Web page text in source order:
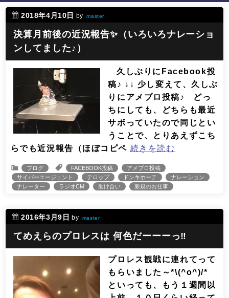
2018年4月10日 by master
決算月前後の近況報告✨（いろいろナレーショ
ンしてました♪）
久しぶりにFacebook投
稿♪ ↓↓ 少し変えて、久しぶ
りにアメブロ投稿♪ どっ
ちにしても、どちらも最近
サボっていたので同じとい
うことで、とりあえずこち
らでも近況報告（ほぼコピペ 続きを読む
ブログ FACEBOOK投稿
アメブロ投稿
サイバーエージェント
テロップ ドンキホーテ
ナレーション
ナレーター
ラジオCM 助け合い 新規のお仕事
2016年3月9日 by master
てめえらのプロレスは 何色だーーーっ‼︎
プロレス観戦に連れてって
もらいました～*\(^o^)/*
といっても、もう１週間以